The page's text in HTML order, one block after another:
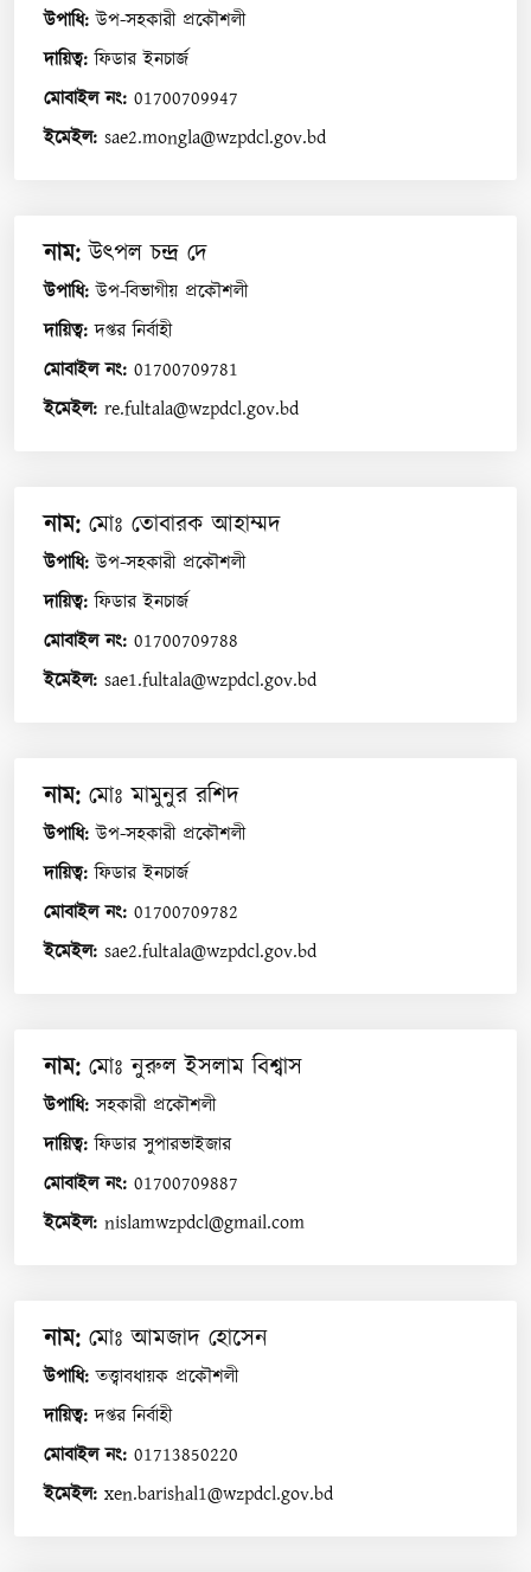
উপাধি:উপ-সহকারী প্রকৌশলী
দায়িত্ব:ফিডার ইনচার্জ
মোবাইল নং: 01700709947
ইমেইল: sae2.mongla@wzpdcl.gov.bd
নাম:উৎপল চন্দ্র দে
উপাধি:উপ-বিভাগীয় প্রকৌশলী
দায়িত্ব:দপ্তর নির্বাহী
মোবাইল নং: 01700709781
ইমেইল: re.fultala@wzpdcl.gov.bd
নাম: মোঃ তোবারক আহাম্মদ
উপাধি:উপ-সহকারী প্রকৌশলী
দায়িত্ব:ফিডার ইনচার্জ
মোবাইল নং: 01700709788
ইমেইল: sae1.fultala@wzpdcl.gov.bd
নাম: মোঃ মামুনুর রশিদ
উপাধি:উপ-সহকারী প্রকৌশলী
দায়িত্ব:ফিডার ইনচার্জ
মোবাইল নং: 01700709782
ইমেইল: sae2.fultala@wzpdcl.gov.bd
নাম: মোঃ নুরুল ইসলাম বিশ্বাস
উপাধি:সহকারী প্রকৌশলী
দায়িত্ব:ফিডার সুপারভাইজার
মোবাইল নং: 01700709887
ইমেইল: nislamwzpdcl@gmail.com
নাম: মোঃ আমজাদ হোসেন
উপাধি:তত্ত্বাবধায়ক প্রকৌশলী
দায়িত্ব:দপ্তর নির্বাহী
মোবাইল নং: 01713850220
ইমেইল: xen.barishal1@wzpdcl.gov.bd